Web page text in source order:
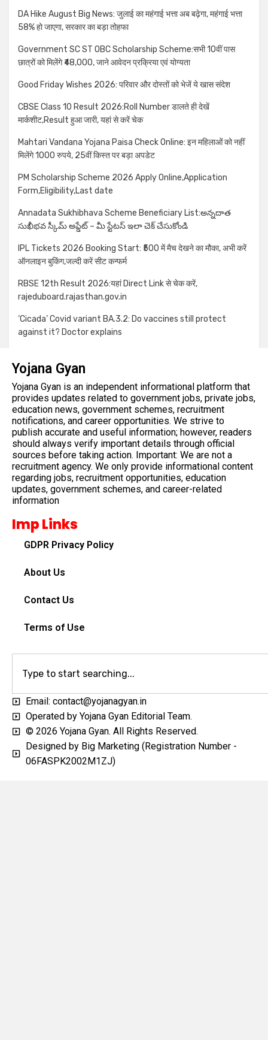
DA Hike August Big News: जुलाई का महंगाई भत्ता अब बढ़ेगा, महंगाई भत्ता
58% हो जाएगा, सरकार का बड़ा तोहफा
Government SC ST OBC Scholarship Scheme:सभी 10वीं पास
छात्रों को मिलेंगे ₹48,000, जाने आवेदन प्रक्रिया एवं योग्यता
Good Friday Wishes 2026: परिवार और दोस्तों को भेजें ये खास संदेश
CBSE Class 10 Result 2026:Roll Number डालते ही देखें
मार्कशीट,Result हुआ जारी, यहां से करें चेक
Mahtari Vandana Yojana Paisa Check Online: इन महिलाओं को नहीं
मिलेंगे 1000 रुपये, 25वीं किस्त पर बड़ा अपडेट
PM Scholarship Scheme 2026 Apply Online,Application
Form,Eligibility,Last date
Annadata Sukhibhava Scheme Beneficiary List:అన్నదాత
సుఖీభవ స్కీమ్ అప్డేట్ – మీ స్టేటస్ ఇలా చెక్ చేసుకోండి
IPL Tickets 2026 Booking Start: ₹500 में मैच देखने का मौका, अभी करें
ऑनलाइन बुकिंग,जल्दी करें सीट कन्फर्म
RBSE 12th Result 2026:यहां Direct Link से चेक करें,
rajeduboard.rajasthan.gov.in
‘Cicada’ Covid variant BA.3.2: Do vaccines still protect
against it? Doctor explains
Yojana Gyan
Yojana Gyan is an independent informational platform that
provides updates related to government jobs, private jobs,
education news, government schemes, recruitment
notifications, and career opportunities. We strive to
publish accurate and useful information; however, readers
should always verify important details through official
sources before taking action. Important: We are not a
recruitment agency. We only provide informational content
regarding jobs, recruitment opportunities, education
updates, government schemes, and career-related
information
Imp Links
GDPR Privacy Policy
About Us
Contact Us
Terms of Use
Email: contact@yojanagyan.in
Operated by Yojana Gyan Editorial Team.
© 2026 Yojana Gyan. All Rights Reserved.
Designed by Big Marketing (Registration Number -
06FASPK2002M1ZJ)